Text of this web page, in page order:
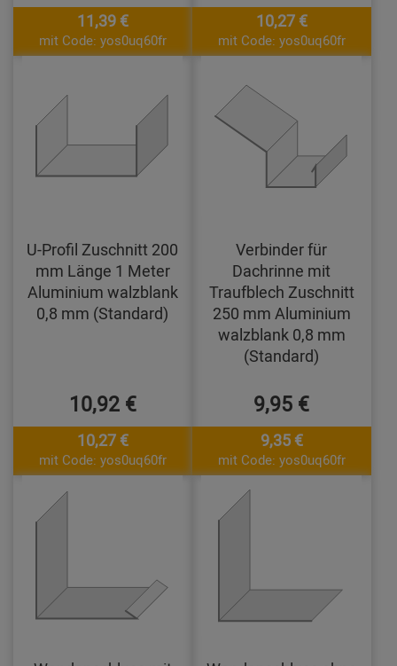
11,39 €
mit Code: yos0uq60fr
10,27 €
mit Code: yos0uq60fr
U-Profil Zuschnitt 200
mm Länge 1 Meter
Aluminium walzblank
0,8 mm (Standard)
10,92 €
10,27 €
mit Code: yos0uq60fr
Verbinder für
Dachrinne mit
Traufblech Zuschnitt
250 mm Aluminium
walzblank 0,8 mm
(Standard)
9,95 €
9,35 €
mit Code: yos0uq60fr